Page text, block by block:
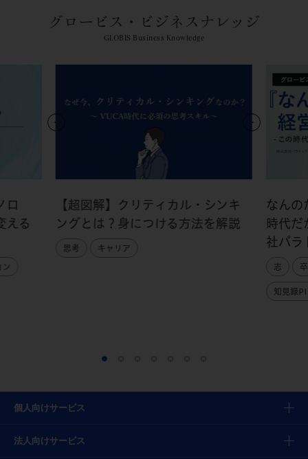
グロービス・ビジネスナレッジ
GLOBIS Business Knowledge
ロ
える
ン
【超図解】クリティカル・シンキ
ングとは？身につける方法を解説
思考 キャリア
なんの
時代だ
社パラ
志
知見録
個人向けサービス
法人向けサービス